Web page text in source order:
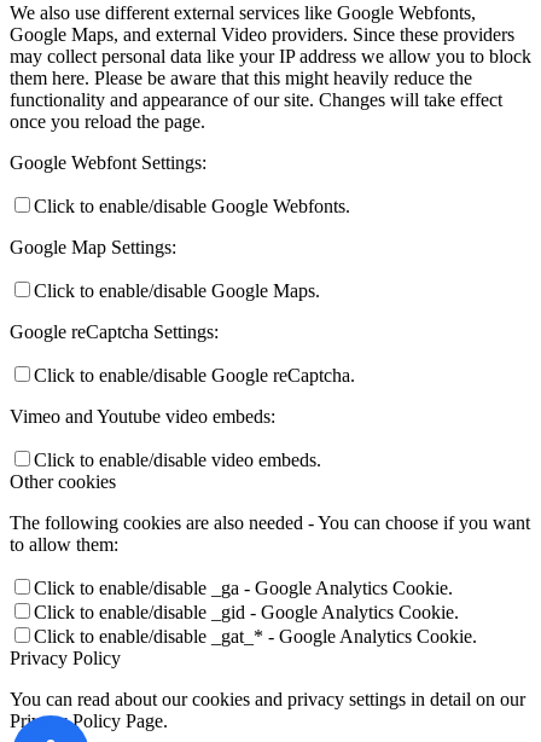
Kapočiaus ir H. Melton fotografijos, kuriose įamžintas Jono ir
Adolfo Mekų grįžimas į Lietuvą 1971 ir 1977 m. Skirta Jono Meko
100-mečiui;
Kintų meno rezidencijoje 2021 m. vykusiame plenere „Mažoji
Lietuva – istorijos versmė“ Ukrainos ir Lietuvos dailininkų
sukurtų tapybos darbų paroda. Parodos kuratorius – Valentinas
Varnas (Kaunas);
kraštietės dailininkės, rašytojos Aldonos Gustas grafikos darbų
paroda, skirta 90-osioms gimimo metinėms;
Šilutės Vydūno gimnazijos gimnazistės Viltės Aleničevaitės
metams;
Aleksėjaus Leonovo (Ukraina) skulptūrų paroda „Dvasios keliais“;
Olgos Matažinskienės (Šilutė) odos ir lino papuošalų paroda.
***
Parodos VB filialuose
Grabupių fil.
Velykų belaukiant“;Gardamo fil.– Virginijos Lidžiuvienės
(Gardamas) papuošalų iš odos paroda „Kas miela ir artima“;
Dainoros Vingytės grafikos darbų paroda „Jonuko kelionė“;
Valerijos Jaškienės (Klaipėda) šiaudais dekoruotų velykinių
kiaušinių paroda „Auksinis šiaudo šokis“;Juknaičių fil.–
Dainoros Vingytės (Vilnius) grafikos darbų paroda ,, Kitokie…“;
paroda „Nieko rimto“;Kintų fil.– technologijų mokytojos
Jolantos Alsytės siuvinėjimo kryželiu paroda;
We also use different external services like Google Webfonts,
Google Maps, and external Video providers. Since these providers
may collect personal data like your IP address we allow you to block
them here. Please be aware that this might heavily reduce the
functionality and appearance of our site. Changes will take effect
once you reload the page.
Google Webfont Settings:
Click to enable/disable Google Webfonts.
Google Map Settings:
Click to enable/disable Google Maps.
Google reCaptcha Settings:
Click to enable/disable Google reCaptcha.
Vimeo and Youtube video embeds:
Click to enable/disable video embeds.
Other cookies
The following cookies are also needed - You can choose if you want
to allow them:
Click to enable/disable _ga - Google Analytics Cookie.
Click to enable/disable _gid - Google Analytics Cookie.
Click to enable/disable _gat_* - Google Analytics Cookie.
Privacy Policy
You can read about our cookies and privacy settings in detail on our
Privacy Policy Page.